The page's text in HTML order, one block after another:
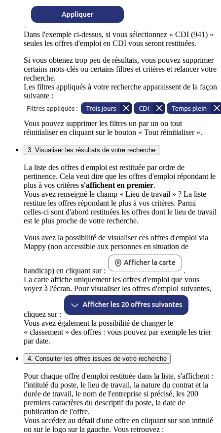
Dans l'exemple ci-dessus, si vous sélectionnez « CDI (941) »
seules les offres d'emploi en CDI vous seront restituées.
Si vous obtenez trop peu de résultats, vous pouvez supprimer
certains mots-clés ou certains filtres et critères et relancer votre
recherche.
Les filtres appliqués à votre recherche apparaissent de la façon
suivante :
Vous pouvez supprimer les filtres un par un ou tout
réinitialiser en cliquant sur le bouton « Tout réinitialiser ».
3. Visualiser les résultats de votre recherche
La liste des offres d'emploi est restituée par ordre de
pertinence. Cela veut dire que les offres d'emploi répondant le
plus à vos critères s'affichent en premier.
Vous avez renseigné le champ « Lieu de travail » ? La liste
restitue les offres répondant le plus à vos critères. Parmi
celles-ci sont d'abord restituées les offres dont le lieu de travail
est le plus proche de votre recherche.
Vous avez la possibilité de visualiser ces offres d'emploi via
Mappy (non accessible aux personnes en situation de
handicap) en cliquant sur :
.
La carte affiche uniquement les offres d'emploi que vous
voyez à l'écran. Pour visualiser les offres d'emploi suivantes,
cliquez sur :
Vous avez également la possibilité de changer le
« classement » des offres : vous pouvez par exemple les trier
par date.
4. Consulter les offres issues de votre recherche
Pour chaque offre d'emploi restituée dans la liste, s'affichent :
l'intitulé du poste, le lieu de travail, la nature du contrat et la
durée de travail, le nom de l'entreprise si précisé, les 200
premiers caractères du descriptif du poste, la date de
publication de l'offre.
Vous accédez au détail d'une offre en cliquant sur son intitulé
ou sur le logo sur la gauche. Vous retrouvez :